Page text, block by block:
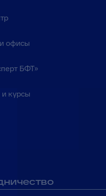
офисы
БФТ»
курсы